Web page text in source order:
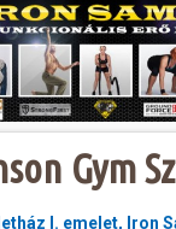
Gym
I. emelet, Iron